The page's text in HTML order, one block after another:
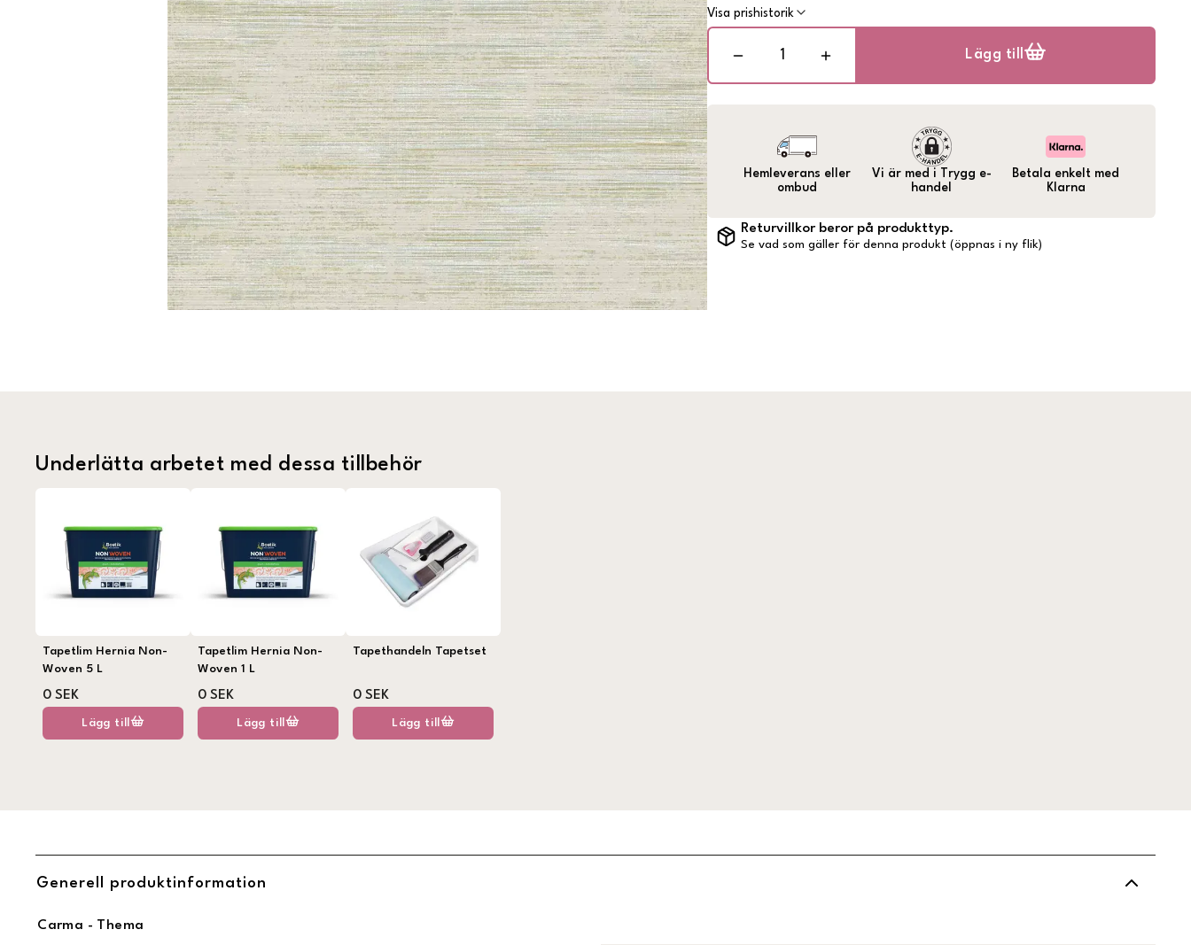
Visa prishistorik
Lägg till
Hemleverans eller
ombud
Vi är med i Trygg e-
handel
Betala enkelt med
Klarna
Returvillkor beror på produkttyp.
Se vad som gäller för denna produkt (öppnas i ny flik)
Underlätta arbetet med dessa tillbehör
Tapetlim Hernia Non-
Woven 5 L
0 SEK
Lägg till
Tapetlim Hernia Non-
Woven 1 L
0 SEK
Lägg till
Tapethandeln Tapetset
0 SEK
Lägg till
Generell produktinformation
Carma - Thema